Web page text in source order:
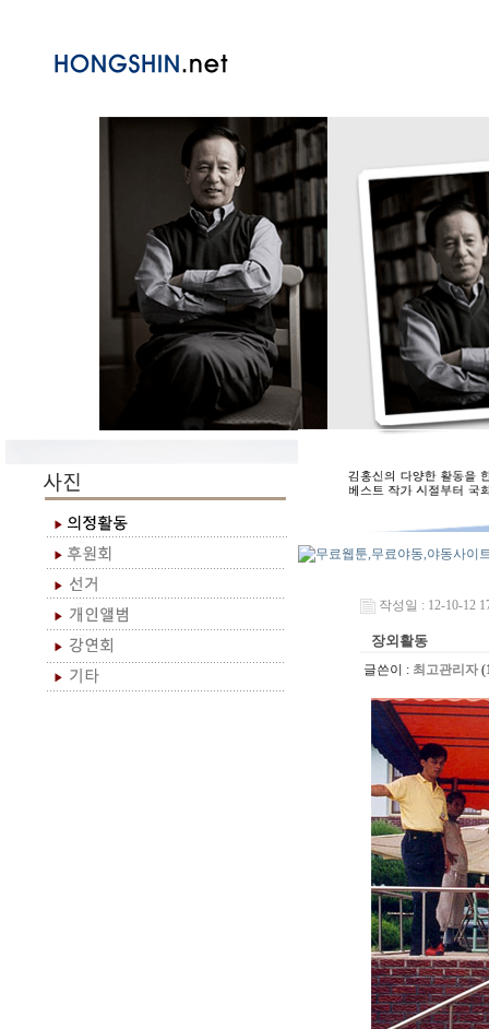
작성일 : 12-10-12
장외활동
글쓴이 : 최고관리자